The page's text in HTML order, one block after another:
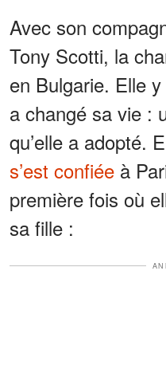
Avec son
Tony Scotti, la
en Bulgarie. Elle
a changé sa vie :
qu’elle a adopté.
s’est confiée à
première fois où
sa fille :